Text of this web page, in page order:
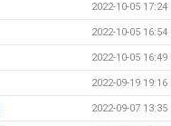
2022-10-05 17:24
2022-10-05 16:54
2022-10-05 16:49
2022-09-19 19:16
2022-09-07 13:35